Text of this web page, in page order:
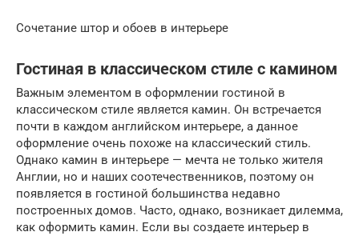
Сочетание штор и обоев в интерьере
Гостиная в классическом стиле с камином
Важным элементом в оформлении гостиной в
классическом стиле является камин. Он встречается
почти в каждом английском интерьере, а данное
оформление очень похоже на классический стиль.
Однако камин в интерьере — мечта не только жителя
Англии, но и наших соотечественников, поэтому он
появляется в гостиной большинства недавно
построенных домов. Часто, однако, возникает дилемма,
как оформить камин. Если вы создаете интерьер в